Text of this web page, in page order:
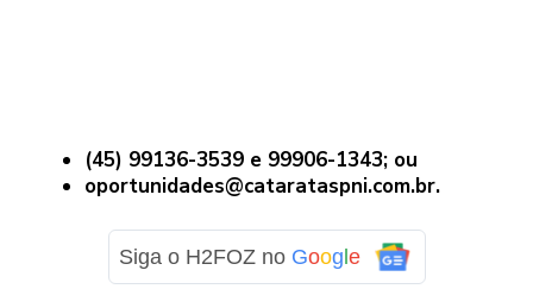
(45) 99136-3539 e 99906-1343; ou
oportunidades@catarataspni.com.br.
Siga o H2FOZ no Goog e